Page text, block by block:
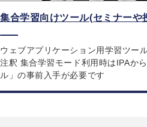
集合学習向けツール(セミナーや
ウェブアプリケーション用学習ツー
注釈 集合学習モード利用時はIPAか
ル」の事前入手が必要です